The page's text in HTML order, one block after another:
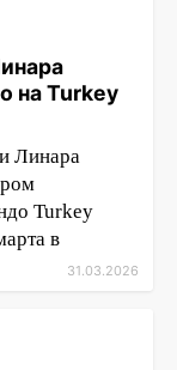
на Turkey
Линара
Turkey
в
31.03.2026